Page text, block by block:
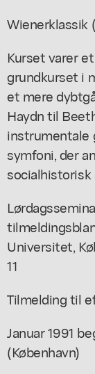
Wienerklassik
Kurset varer
grundkurset i
et mere
Haydn til
instrumentale
symfoni, der
Universitet,
11
Tilmelding til
Januar 1991
(København)